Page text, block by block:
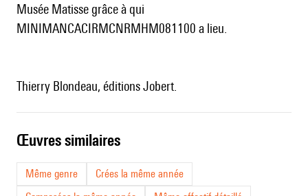
Musée Matisse grâce à qui
MINIMANCACIRMCNRMHM081100 a lieu.
Thierry Blondeau, éditions Jobert.
œuvres similaires
Même genre
Crées la même année